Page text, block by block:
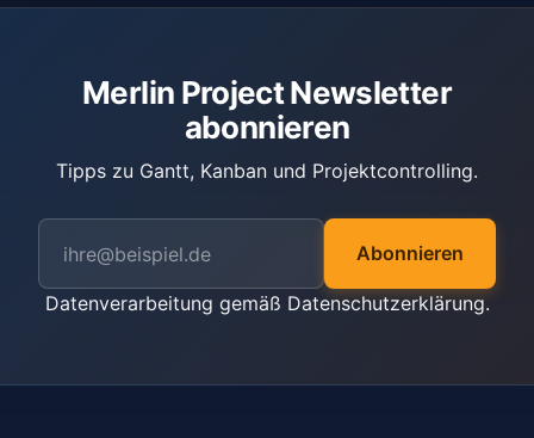
Merlin Project Newsletter
abonnieren
Tipps zu Gantt, Kanban und Projektcontrolling.
Abonnieren
Datenverarbeitung gemäß Datenschutzerklärung.